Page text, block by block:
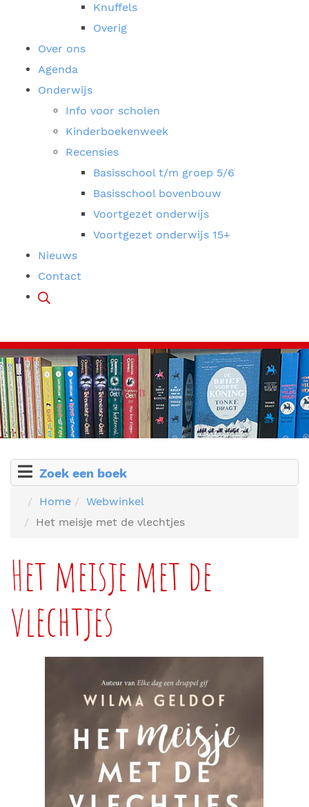
Knuffels
Overig
Over ons
Agenda
Onderwijs
Info voor scholen
Kinderboekenweek
Recensies
Basisschool t/m groep 5/6
Basisschool bovenbouw
Voortgezet onderwijs
Voortgezet onderwijs 15+
Nieuws
Contact
Zoek een boek
Home
Webwinkel
Het meisje met de vlechtjes
Het meisje met de
vlechtjes